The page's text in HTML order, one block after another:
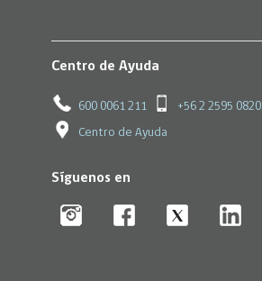
Centro de Ayuda
600 0061 211 +56 2 2595 0820
Centro de Ayuda
Síguenos en